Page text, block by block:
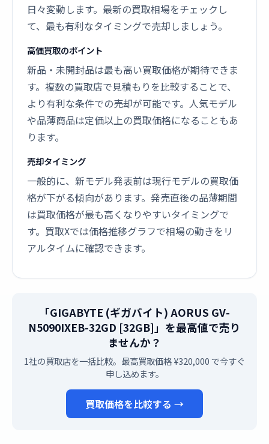
日々変動します。最新の買取相場をチェックし
て、最も有利なタイミングで売却しましょう。
高価買取のポイント
新品・未開封品は最も高い買取価格が期待できま
す。複数の買取店で見積もりを比較することで、
より有利な条件での売却が可能です。人気モデル
や品薄商品は定価以上の買取価格になることもあ
ります。
売却タイミング
一般的に、新モデル発表前は現行モデルの買取価
格が下がる傾向があります。発売直後の品薄期間
は買取価格が最も高くなりやすいタイミングで
す。買取Xでは価格推移グラフで相場の動きをリ
アルタイムに確認できます。
「GIGABYTE (ギガバイト) AORUS GV-
N5090IXEB-32GD [32GB]」を最高値で売り
ませんか？
1社の買取店を一括比較。最高買取価格 ¥320,000 で今すぐ
申し込めます。
買取価格を比較する →